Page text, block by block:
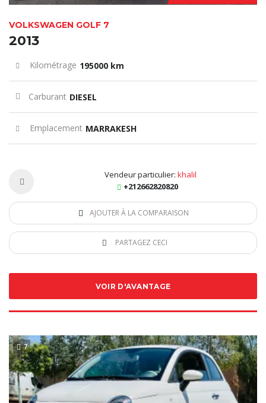
VOLKSWAGEN GOLF 7
2013
Kilométrage 195000 km
Carburant DIESEL
Emplacement MARRAKESH
Vendeur particulier: khalil
+212662820820
AJOUTER À LA COMPARAISON
PARTAGEZ CECI
VOIR D'AVANTAGE
7 SPECIAL